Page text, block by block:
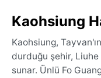
Kaohsiung
Kaohsiung,
durduğu şehir,
sunar. Ünlü Fo